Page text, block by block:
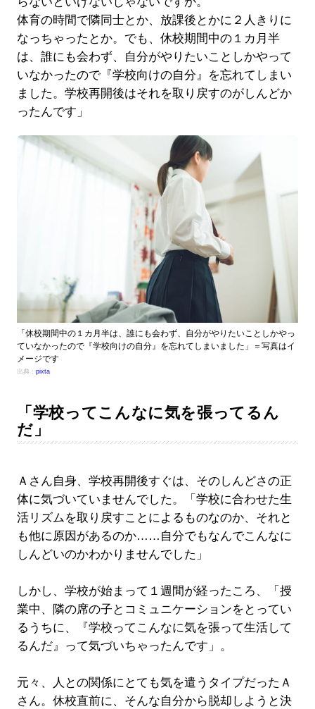
体育の時間で隣同士とか、放課後とかに２人きりに
なっちゃったとか。でも、休校期間中の１カ月半
は、誰にも会わず、自分がやりたいことしかやって
いなかったので『学校向けの自分』を忘れてしまい
ました。学校再開後はそれを取り戻すのがしんどか
ったんです」
「休校期間中の１カ月半は、誰にも会わず、自分がやりたいことしかやっ
ていなかったので『学校向けの自分』を忘れてしまいました」＝写真はイ
メージです
出典： pixta
「学校ってこんなに気を張ってるん
だ」
Ａさん自身、学校再開後すぐは、そのしんどさの正
体に気づいていませんでした。「学校に合わせた生
活リズムを取り戻すことによるものなのか、それと
も他に原因があるのか……自分でもなんでこんなに
しんどいのかわかりませんでした」
しかし、学校が始まって１週間が経ったころ、「授
業中、隣の席の子とコミュニケーションをとってい
るうちに、『学校ってこんなに気を張って生活して
るんだ』って気づいちゃったんです」。
元々、人との関係にとても気を遣うタイプだったＡ
さん。休校直前に、そんな自分から脱却しようと決